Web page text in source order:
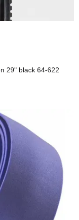
29" black 64-622